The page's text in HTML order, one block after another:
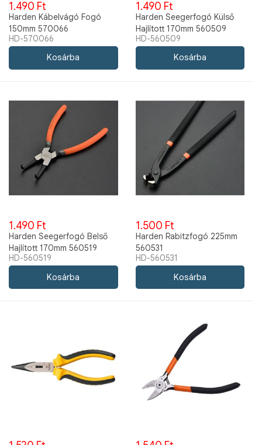
1.490 Ft
Harden Kábelvágó Fogó
150mm 570066
HD-570066
1.490 Ft
Harden Seegerfogó Külső
Hajlított 170mm 560509
HD-560509
1.490 Ft
Harden Seegerfogó Belső
Hajlított 170mm 560519
HD-560519
1.500 Ft
Harden Rabitzfogó 225mm
560531
HD-560531